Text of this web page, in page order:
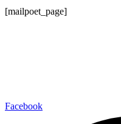
[mailpoet_page]
Facebook